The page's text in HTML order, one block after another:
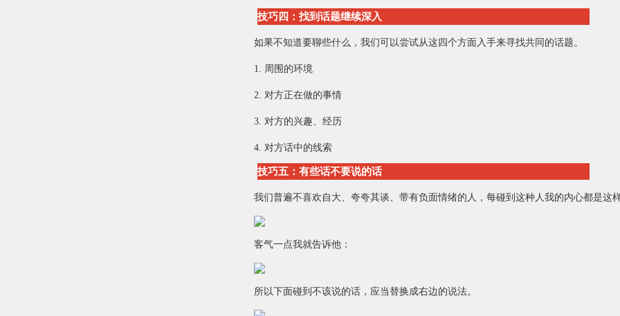
技巧四：找到话题继续深入
如果不知道要聊些什么，我们可以尝试从这四个方面入手来寻找共同的话题。
1. 周围的环境
2. 对方正在做的事情
3. 对方的兴趣、经历
4. 对方话中的线索
技巧五：有些话不要说的话
我们普遍不喜欢自大、夸夸其谈、带有负面情绪的人，每碰到这种人我的内心都是这
客气一点我就告诉他：
所以下面碰到不该说的话，应当替换成右边的说法。